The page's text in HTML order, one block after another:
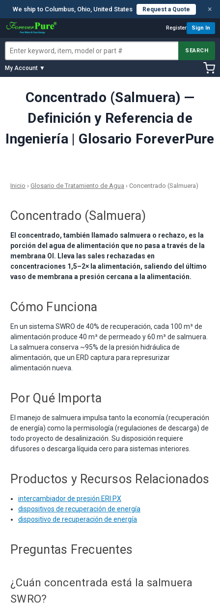
We ship to Columbus, Ohio, United States Request a Quote ×
Register Sign In
SEARCH
My Account ▼
Concentrado (Salmuera) —
Definición y Referencia de
Ingeniería | Glosario ForeverPure
Inicio › Glosario de Tratamiento de Agua › Concentrado (Salmuera)
Concentrado (Salmuera)
El concentrado, también llamado salmuera o rechazo, es la
porción del agua de alimentación que no pasa a través de la
membrana OI. Lleva las sales rechazadas en
concentraciones 1,5–2× la alimentación, saliendo del último
vaso de membrana a presión cercana a la alimentación.
Cómo Funciona
En un sistema SWRO de 40% de recuperación, cada 100 m³ de
alimentación produce 40 m³ de permeado y 60 m³ de salmuera.
La salmuera conserva ~95% de la presión hidráulica de
alimentación, que un ERD captura para represurizar
alimentación nueva.
Por Qué Importa
El manejo de salmuera impulsa tanto la economía (recuperación
de energía) como la permisología (regulaciones de descarga) de
todo proyecto de desalinización. Su disposición requiere
difusores o descarga líquida cero para sistemas interiores.
Productos y Recursos Relacionados
intercambiador de presión ERI PX
dispositivos de recuperación de energía
dispositivo de recuperación de energía
Preguntas Frecuentes
¿Cuán concentrada está la salmuera
SWRO?